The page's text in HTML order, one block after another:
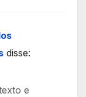
disse:
e